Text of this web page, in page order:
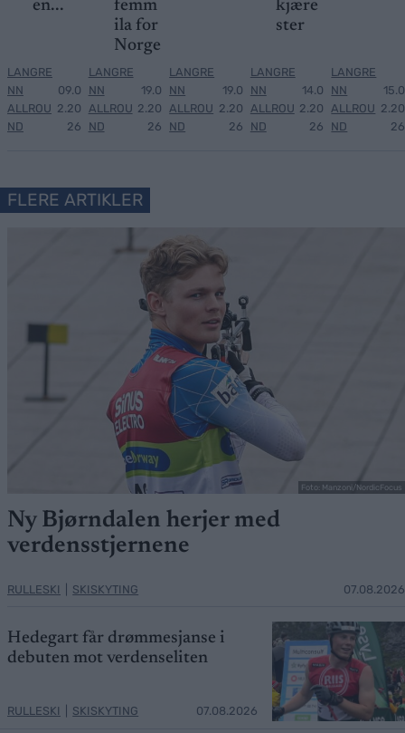
en...
LANGRE
NN
ALLROU
ND
09.0
2.20
26
femm
ila for
Norge
LANGRE
NN
ALLROU
ND
19.0
2.20
26
LANGRE
NN
ALLROU
ND
19.0
2.20
26
kjære
ster
LANGRE
NN
ALLROU
ND
14.0
2.20
26
LANGRE
NN
ALLROU
ND
15.0
2.20
26
FLERE ARTIKLER
Foto: Manzoni/NordicFocus
Ny Bjørndalen herjer med
verdensstjernene
RULLESKI SKISKYTING 07.08.2026
Hedegart får drømmesjanse i
debuten mot verdenseliten
RULLESKI SKISKYTING 07.08.2026